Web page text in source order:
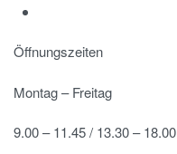
Öffnungszeiten
Montag – Freitag
9.00 – 11.45 / 13.30 – 18.00